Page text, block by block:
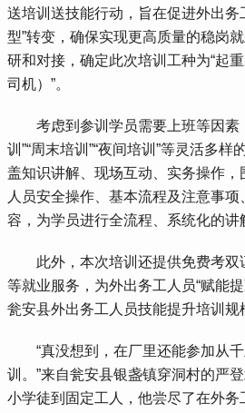
送培训送技能行动，旨在促进外出务
型”转变，确保实现更高质量的稳岗
研和对接，确定此次培训工种为“起
司机）”。
考虑到参训学员需要上班等因素
训”“周末培训”“夜间培训”等灵活多
盖知识讲解、现场互动、实务操作
人员安全操作、基本流程及注意事
容，为学员进行全流程、系统化的讲
此外，本次培训还提供免费考双
等就业服务，为外出务工人员“赋能
瓮安县外出务工人员技能提升培训规
“真没想到，在厂里还能参加从千
训。”来自瓮安县银盏镇穿洞村的严
小学徒到固定工人，他尝尽了在外务